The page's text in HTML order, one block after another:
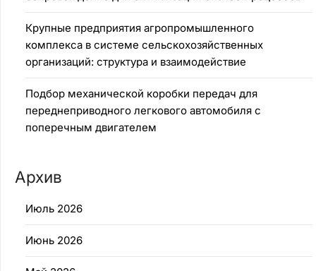
Крупные предприятия агропромышленного
комплекса в системе сельскохозяйственных
организаций: структура и взаимодействие
Подбор механической коробки передач для
переднеприводного легкового автомобиля с
поперечным двигателем
Архив
Июль 2026
Июнь 2026